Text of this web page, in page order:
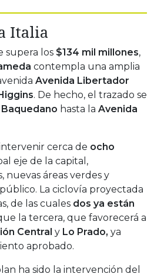
Italia
supera los $134 mil millones,
contempla una amplia
Avenida Libertador
. De hecho, el trazado se
Baquedano hasta la Avenida
cerca de ocho
eje de la capital,
nuevas áreas verdes y
La ciclovía proyectada
de las cuales dos ya están
la tercera, que favorecerá a
Central y Lo Prado, ya
aprobado.
ha sido la intervención del